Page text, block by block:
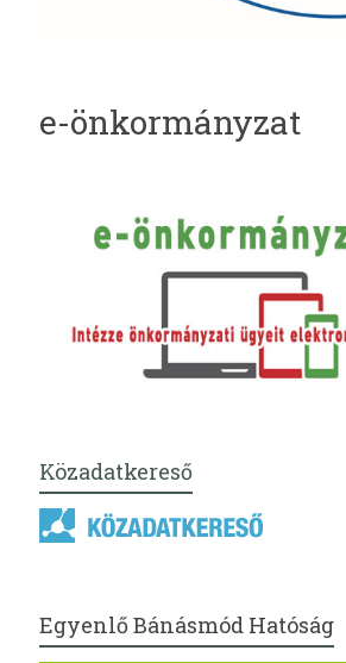
e-önkormányzat
Közadatkereső
Egyenlő Bánásmód Hatóság